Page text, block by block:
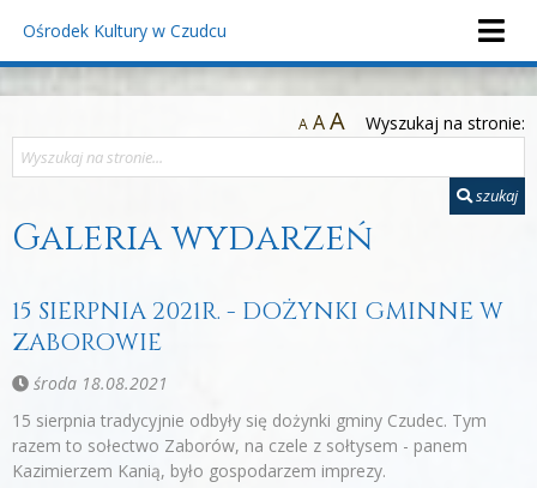
Ośrodek Kultury w Czudcu
A AA Wyszukaj na stronie:
szukaj
Galeria wydarzeń
15 SIERPNIA 2021R. - DOŻYNKI GMINNE W
ZABOROWIE
środa 18.08.2021
15 sierpnia tradycyjnie odbyły się dożynki gminy Czudec. Tym
razem to sołectwo Zaborów, na czele z sołtysem - panem
Kazimierzem Kanią, było gospodarzem imprezy.